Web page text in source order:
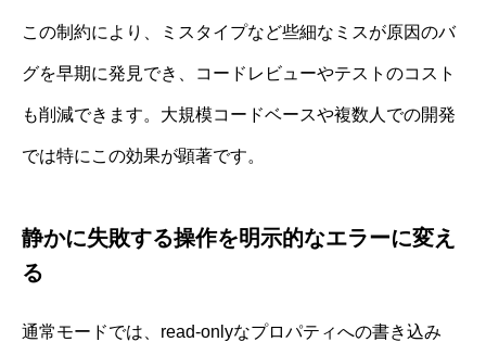
この制約により、ミスタイプなど些細なミスが原因のバ
グを早期に発見でき、コードレビューやテストのコスト
も削減できます。大規模コードベースや複数人での開発
では特にこの効果が顕著です。
静かに失敗する操作を明示的なエラーに変え
る
通常モードでは、read-onlyなプロパティへの書き込み